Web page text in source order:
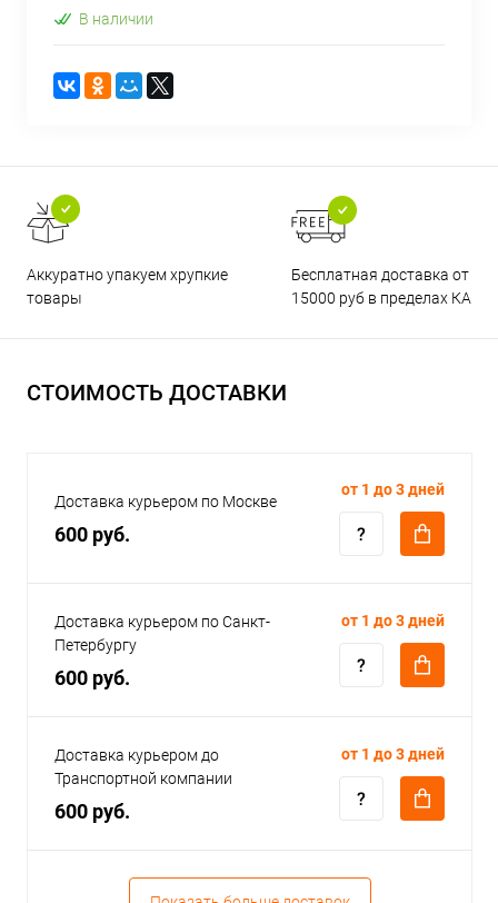
В наличии
Аккуратно упакуем хрупкие
товары
Бесплатная доставка от
15000 руб в пределах КАД
СТОИМОСТЬ ДОСТАВКИ
Доставка курьером по Москве
600 руб.
от 1 до 3 дней
Доставка курьером по Санкт-
Петербургу
600 руб.
от 1 до 3 дней
Доставка курьером до
Транспортной компании
600 руб.
от 1 до 3 дней